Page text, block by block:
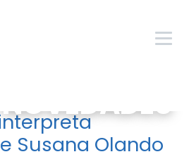
NOVEDADES
Susana Olando